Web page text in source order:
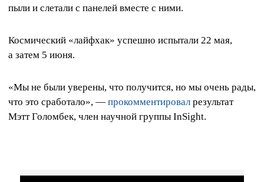
пыли и слетали с панелей вместе с ними.
Космический «лайфхак» успешно испытали 22 мая,
а затем 5 июня.
«Мы не были уверены, что получится, но мы очень рады,
что это сработало», — прокомментировал результат
Мэтт Голомбек, член научной группы InSight.